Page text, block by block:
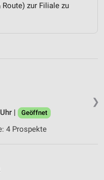
zur Filiale zu
❯
|
Geöffnet
4 Prospekte